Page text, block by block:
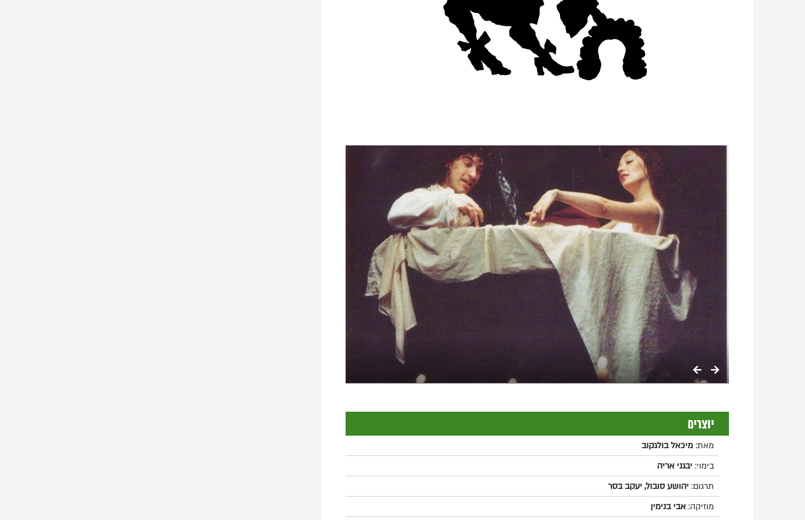
פותח
התמונה
יוצרים
מאת: מיכאל בולגקוב
בימוי: יבגני אריה
תרגום: יהושע סובול, יעקב בסר
מוזיקה: אבי בנימין